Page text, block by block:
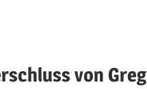
von Greg